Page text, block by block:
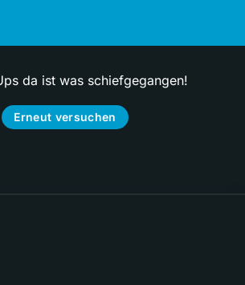
da ist was schiefgegangen!
Erneut versuchen